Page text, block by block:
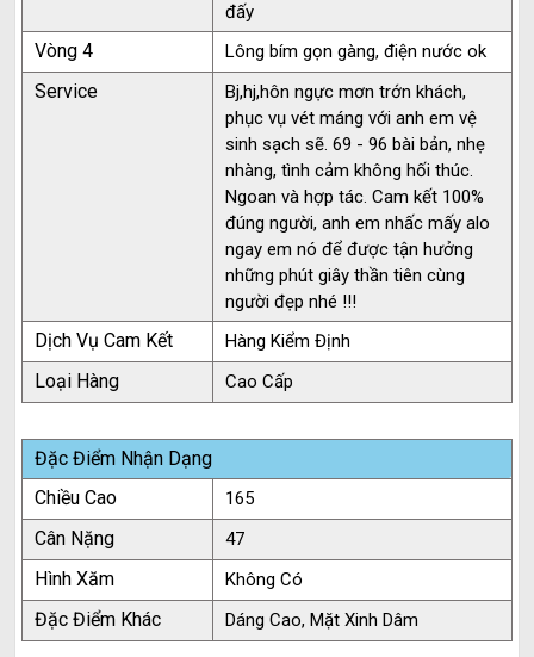
đấy
Vòng 4 Lông bím gọn gàng, điện nước ok
Service
Bj,hj,hôn ngực mơn trớn khách,
phục vụ vét máng với anh em vệ
sinh sạch sẽ. 69 - 96 bài bản, nhẹ
nhàng, tình cảm không hối thúc.
Ngoan và hợp tác. Cam kết 100%
đúng người, anh em nhấc mấy alo
ngay em nó để được tận hưởng
những phút giây thần tiên cùng
người đẹp nhé !!!
Dịch Vụ Cam Kết Hàng Kiểm Định
Loại Hàng Cao Cấp
Đặc Điểm Nhận Dạng
Chiều Cao
165
Cân Nặng 47
Hình Xăm Không Có
Đặc Điểm Khác Dáng Cao, Mặt Xinh Dâm